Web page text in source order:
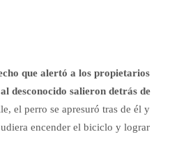
que alertó a los propietarios
desconocido salieron detrás de
el perro se apresuró tras de él y
encender el biciclo y lograr